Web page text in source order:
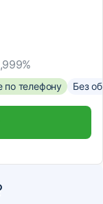
по телефону Без